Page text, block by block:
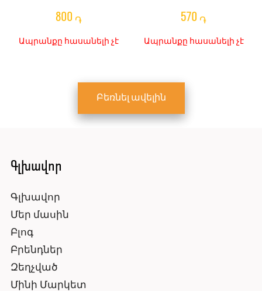
800 ֏
Ապրանքը հասանելի չէ
570 ֏
Ապրանքը հասանելի չէ
Բեռնել ավելին
Գլխավոր
Գլխավոր
Մեր մասին
Բլոգ
Բրենդներ
Զեղչված
Մինի Մարկետ